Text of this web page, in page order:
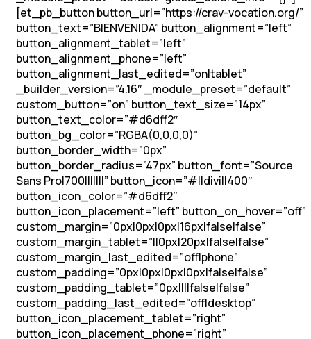
[et_pb_button button_url=”https://crav-vocation.org/”
button_text=”BIENVENIDA” button_alignment=”left”
button_alignment_tablet=”left”
button_alignment_phone=”left”
button_alignment_last_edited=”on|tablet”
_builder_version=”4.16″ _module_preset=”default”
custom_button=”on” button_text_size=”14px”
button_text_color=”#d6dff2″
button_bg_color=”RGBA(0,0,0,0)”
button_border_width=”0px”
button_border_radius=”47px” button_font=”Source
Sans Pro|700|||||||” button_icon=”#||divi||400″
button_icon_color=”#d6dff2″
button_icon_placement=”left” button_on_hover=”off”
custom_margin=”0px|0px|0px|16px|false|false”
custom_margin_tablet=”||0px|20px|false|false”
custom_margin_last_edited=”off|phone”
custom_padding=”0px|0px|0px|0px|false|false”
custom_padding_tablet=”0px||||false|false”
custom_padding_last_edited=”off|desktop”
button_icon_placement_tablet=”right”
button_icon_placement_phone=”right”